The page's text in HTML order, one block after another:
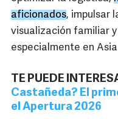
aficionados, impulsar
visualización familiar
especialmente en
TE PUEDE
Castañeda? El
el Apertura 2026